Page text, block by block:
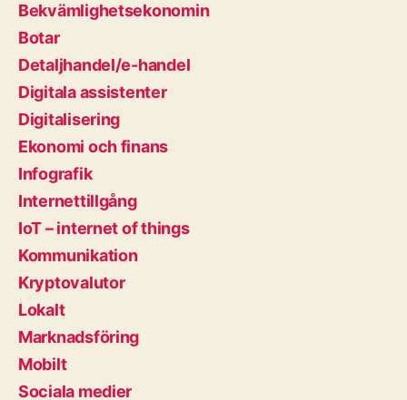
Bekvämlighetsekonomin
Botar
Detaljhandel/e-handel
Digitala assistenter
Digitalisering
Ekonomi och finans
Infografik
Internettillgång
IoT – internet of things
Kommunikation
Kryptovalutor
Lokalt
Marknadsföring
Mobilt
Sociala medier